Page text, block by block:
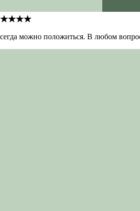
можно положиться. В любом